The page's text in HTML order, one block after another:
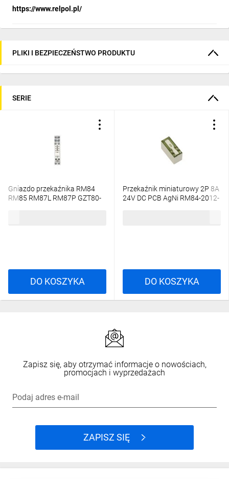
https://www.relpol.pl/
PLIKI I BEZPIECZEŃSTWO PRODUKTU
SERIE
Gniazdo przekaźnika RM84
RM85 RM87L RM87P GZT80-
DO KOSZYKA
Przekaźnik miniaturowy 2P 8A
24V DC PCB AgNi RM84-2012-
DO KOSZYKA
Zapisz się, aby otrzymać informacje o nowościach,
promocjach i wyprzedażach
Podaj adres e-mail
ZAPISZ SIĘ